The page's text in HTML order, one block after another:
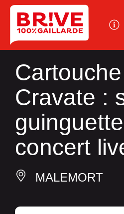
Panneau de gestion des cookies
Cravate :
concert
MALEMORT